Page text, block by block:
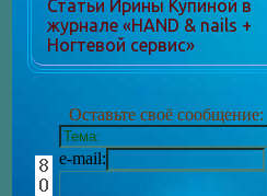
Статьи Ирины Купиной в
журнале «HAND & nails +
Ногтевой сервис»
Оставьте своё сообщение:
e-mail: